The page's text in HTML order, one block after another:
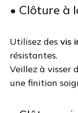
• Clôture à
Utilisez des vis
résistantes.
Veillez à visser
une finition